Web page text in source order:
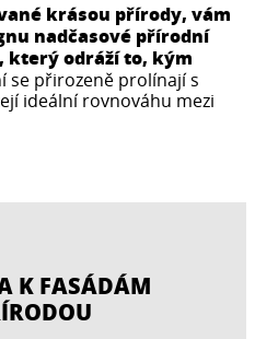
krásou přírody, vám
nadčasové přírodní
který odráží to, kým
se přirozeně prolínají s
ideální rovnováhu mezi
K FASÁDÁM